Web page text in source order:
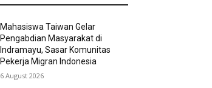
Mahasiswa Taiwan Gelar
Pengabdian Masyarakat di
Indramayu, Sasar Komunitas
Pekerja Migran Indonesia
6 August 2026